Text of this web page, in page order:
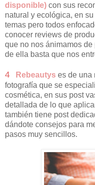
disponible) con sus
natural y ecológica, en
temas pero todos
conocer reviews de
que no nos ánimamos
de ella basta que nos
4 Rebeautys es de una
fotografía que se
cosmética, en sus post
detallada de lo que
también tiene post
dándote consejos para
pasos muy sencillos.